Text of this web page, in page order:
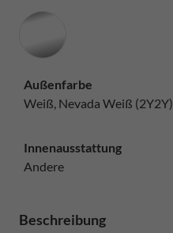
Außenfarbe
Weiß, Nevada Weiß (2Y2Y)
Innenausstattung
Andere
Beschreibung